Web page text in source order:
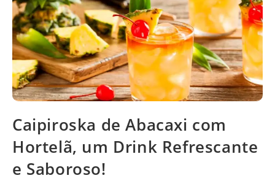
Caipiroska de Abacaxi com
Hortelã, um Drink Refrescante
e Saboroso!